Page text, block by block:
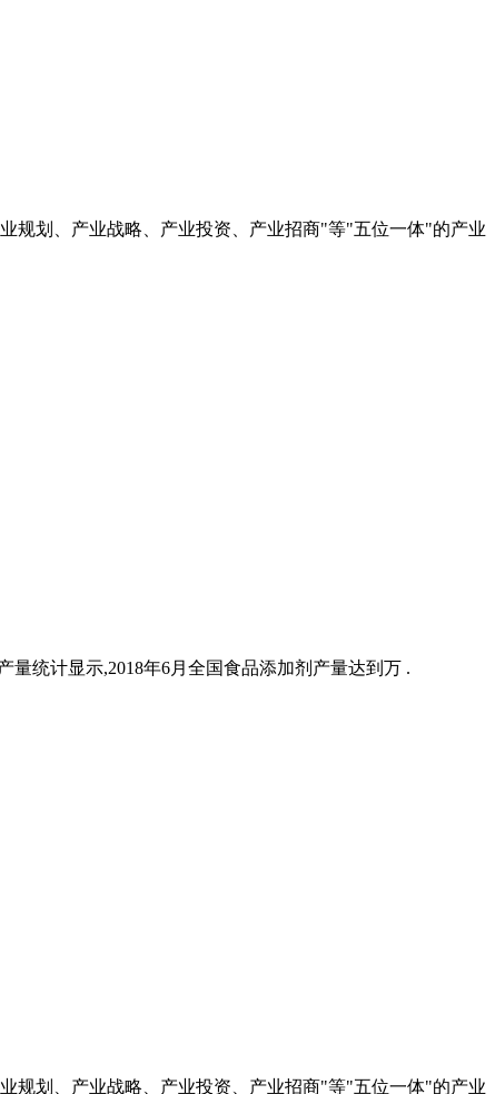
规划、产业战略、产业投资、产业招商"等"五位一体"的产业
量统计显示,2018年6月全国食品添加剂产量达到万 .
规划、产业战略、产业投资、产业招商"等"五位一体"的产业